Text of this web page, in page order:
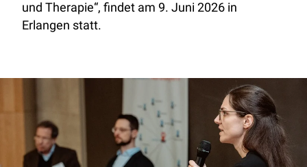
und Therapie“, findet am 9. Juni 2026 in
Erlangen statt.